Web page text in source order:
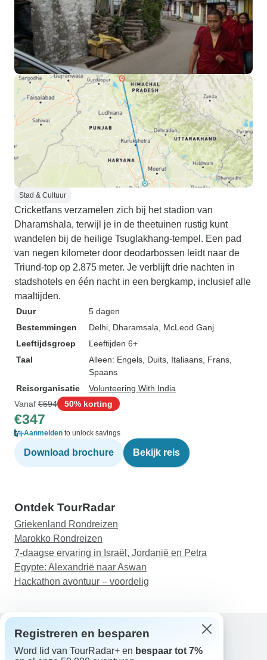
Stad & Cultuur
Cricketfans verzamelen zich bij het stadion van
Dharamshala, terwijl je in de theetuinen rustig kunt
wandelen bij de heilige Tsuglakhang-tempel. Een pad
van negen kilometer door deodarbossen leidt naar de
Triund-top op 2.875 meter. Je verblijft drie nachten in
stadshotels en één nacht in een bergkamp, inclusief alle
maaltijden.
Duur
5 dagen
Bestemmingen
Delhi , Dharamsala , McLeod Ganj
Leeftijdsgroep
Leeftijden 6+
Taal
Alleen: Engels, Duits, Italiaans, Frans,
Spaans
Reisorganisatie
Volunteering With India
Vanaf €694 50% korting
€347
Aanmelden to unlock savings
Download brochure Bekijk reis
Ontdek TourRadar
Griekenland Rondreizen
Marokko Rondreizen
7-daagse ervaring in Israël, Jordanië en Petra
Egypte: Alexandrië naar Aswan
Hackathon avontuur – voordelig
Hulp
Registreren en besparen
Word lid van TourRadar+ en bespaar tot 7%